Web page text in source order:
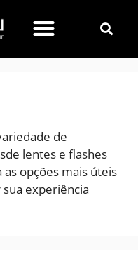
de
lentes e flashes
opções mais úteis
experiência